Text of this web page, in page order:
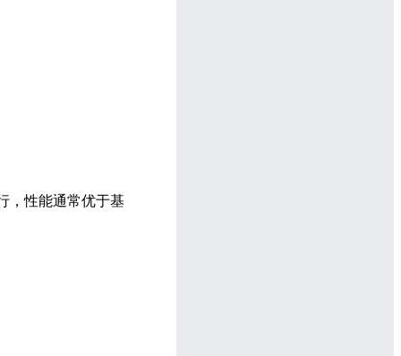
，性能通常优于基